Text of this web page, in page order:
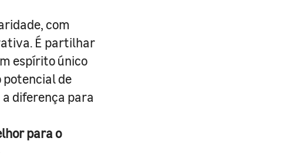
com
É partilhar
espírito único
de
diferença para
para o